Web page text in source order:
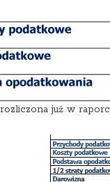
rozliczona już w